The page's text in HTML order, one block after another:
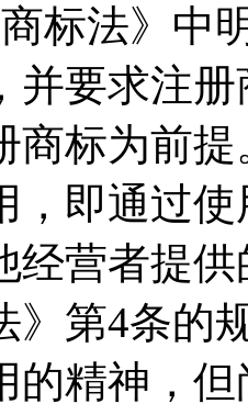
标法》中
并要求注
商标为前
，即通过
经营者提
》第4条
的精神，